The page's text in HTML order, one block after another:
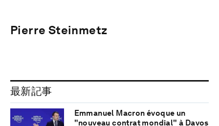
Pierre Steinmetz
最新記事
Emmanuel Macron évoque un
"nouveau contrat mondial" à Davos